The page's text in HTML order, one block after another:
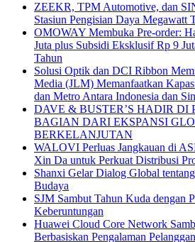
ZEEKR, TPM Automotive, dan
Stasiun Pengisian Daya Megawatt
OMOWAY Membuka Pre-order:
Juta plus Subsidi Eksklusif Rp 9
Tahun
Solusi Optik dan DCI Ribbon
Media (JLM) Memanfaatkan
dan Metro Antara Indonesia dan
DAVE & BUSTER’S HADIR DI
BAGIAN DARI EKSPANSI
BERKELANJUTAN
WALOVI Perluas Jangkauan di
Xin Da untuk Perkuat Distribusi
Shanxi Gelar Dialog Global
Budaya
SJM Sambut Tahun Kuda dengan
Keberuntungan
Huawei Cloud Core Network
Berbasiskan Pengalaman Pelanggan